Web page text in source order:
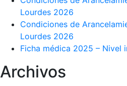
Lourdes 2026
Condiciones de
Lourdes 2026
Ficha médica 2025 – Nivel
Archivos